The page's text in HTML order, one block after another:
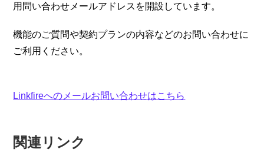
用問い合わせメールアドレスを開設しています。
機能のご質問や契約プランの内容などのお問い合わせに
ご利用ください。
Linkfireへのメールお問い合わせはこちら
関連リンク